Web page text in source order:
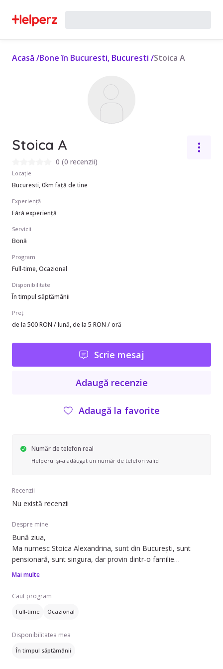
Acasă /Bone în Bucuresti, Bucuresti /Stoica A
Stoica A
0 (0 recenzii)
Locație
Bucuresti, 0km față de tine
Experiență
Fără experiență
Servicii
Bonă
Program
Full-time, Ocazional
Disponibilitate
În timpul săptămânii
Preț
de la 500 RON / lună, de la 5 RON / oră
Scrie mesaj
Adaugă recenzie
Adaugă la favorite
Număr de telefon real
Helperul și-a adăugat un număr de telefon valid
Recenzii
Nu există recenzii
Despre mine
Bună ziua,
Ma numesc Stoica Alexandrina, sunt din București, sunt
pensionară, sunt singura, dar provin dintr-o familie
numeroasă.
Mi-as dori o familie care sa aibă nevoie de bonă mai putine
zile pe săptămână, noi mai mergem și la țară din când în
când.
Mai multe
Caut program
Full-time Ocazional
Disponibilitatea mea
În timpul săptămânii